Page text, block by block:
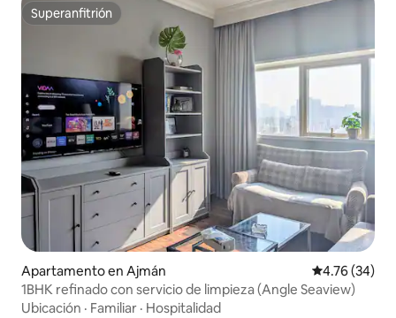
Superanfitrión
Superanfitrión
Apartamento en Ajmán Calificación
4.76 (34)
1BHK refinado con servicio de limpieza (Angle Seaview)
Ubicación · Familiar · Hospitalidad